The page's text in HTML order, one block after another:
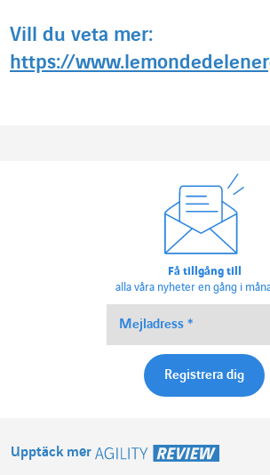
Vill du veta mer:
https://
Få tillgång till
alla våra nyheter en gång i
Upptäck mer